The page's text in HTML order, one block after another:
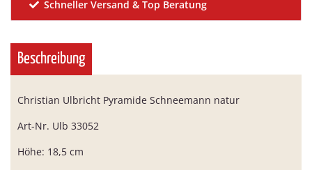
Schneller Versand & Top Beratung
Beschreibung
Christian Ulbricht Pyramide Schneemann natur
Art-Nr. Ulb 33052
Höhe: 18,5 cm